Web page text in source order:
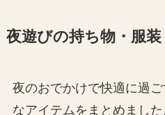
夜遊びの持ち物・服装
夜のおでかけで快適に過
なアイテムをまとめました